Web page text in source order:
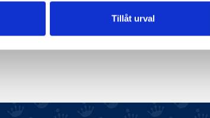
Tillåt urval